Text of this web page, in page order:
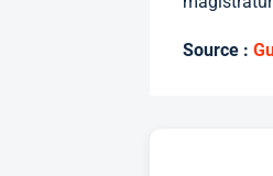
Source :